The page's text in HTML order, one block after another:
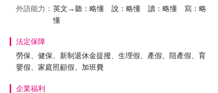
外語能力： 英文→聽：略懂 說：略懂 讀：略懂 寫：略
懂
法定保障
勞保、健保、新制退休金提撥、生理假、產假、陪產假、育
嬰假、家庭照顧假、加班費
企業福利